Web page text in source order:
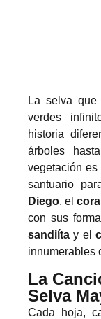
La selva
verdes
historia
árboles
vegetación
santuario
Diego, el
con sus
sandiíta y el
innumerables
La
Selva
Cada hoja,